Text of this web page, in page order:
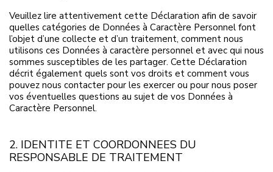
Veuillez lire attentivement cette Déclaration afin de savoir
quelles catégories de Données à Caractère Personnel font
l’objet d’une collecte et d’un traitement, comment nous
utilisons ces Données à caractère personnel et avec qui nous
sommes susceptibles de les partager. Cette Déclaration
décrit également quels sont vos droits et comment vous
pouvez nous contacter pour les exercer ou pour nous poser
vos éventuelles questions au sujet de vos Données à
Caractère Personnel.
2. IDENTITE ET COORDONNEES DU
RESPONSABLE DE TRAITEMENT